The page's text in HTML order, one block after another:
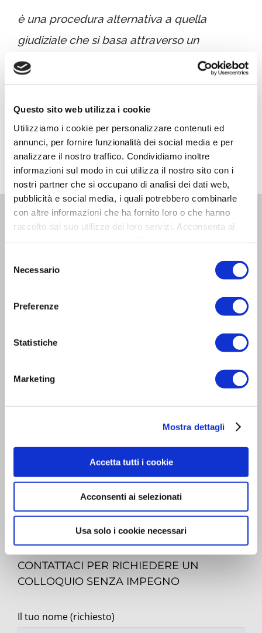
Questo sito web utilizza i cookie
Utilizziamo i cookie per personalizzare contenuti ed
annunci, per fornire funzionalità dei social media e per
analizzare il nostro traffico. Condividiamo inoltre
informazioni sul modo in cui utilizza il nostro sito con i
nostri partner che si occupano di analisi dei dati web,
pubblicità e social media, i quali potrebbero combinarle
con altre informazioni che ha fornito loro o che hanno
raccolto dal suo utilizzo dei loro servizi. Acconsenta ai
delNecessario
Preferenze
Statistiche
Marketing
Mostra dettagli
Accetta tutti i cookie
Acconsenti ai selezionati
Usa solo i cookie necessari
è una procedura alternativa a quella
giudiziale che si basa attraverso un
accordo volto ad ottenere una separazione
consensuale relativamente a: separazione
personale, divorzio, modifica delle
condizioni di separazione e divorzio e
convivenze di fatto.
CONTATTI
Via Giuseppe Giusti 6
vargentati@pec.giuffre.it
Mar-Gio 16:00 - 19:00
CONTATTACI PER RICHIEDERE UN
COLLOQUIO SENZA IMPEGNO
Il tuo nome (richiesto)